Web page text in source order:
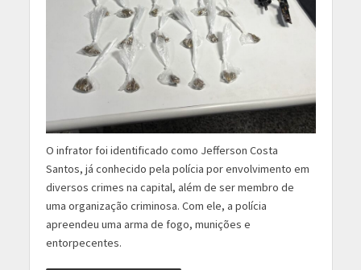
O infrator foi identificado como Jefferson Costa
Santos, já conhecido pela polícia por envolvimento em
diversos crimes na capital, além de ser membro de
uma organização criminosa. Com ele, a polícia
apreendeu uma arma de fogo, munições e
entorpecentes.